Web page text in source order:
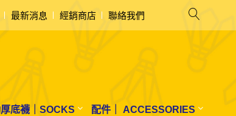
最新消息 經銷商店 聯絡我們
底襪｜SOCKS 配件｜ ACCESSORIES